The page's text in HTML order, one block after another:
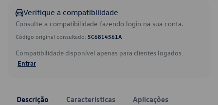
Verifique a compatibilidade
Consulte a compatibilidade fazendo login na sua conta.
Código original consultado: 5C6814561A
Compatibilidade disponível apenas para clientes logados.
Entrar
Descrição Características Aplicações